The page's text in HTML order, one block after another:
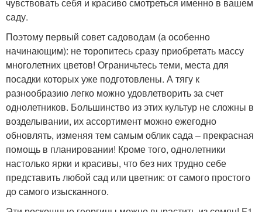
чувствовать себя и красиво смотреться именно в вашем
саду.
Поэтому первый совет садоводам (а особенно
начинающим): не торопитесь сразу приобретать массу
многолетних цветов! Ограничьтесь теми, места для
посадки которых уже подготовлены. А тягу к
разнообразию легко можно удовлетворить за счет
однолетников. Большинство из этих культур не сложны в
возделывании, их ассортимент можно ежегодно
обновлять, изменяя тем самым облик сада – прекрасная
помощь в планировании! Кроме того, однолетники
настолько ярки и красивы, что без них трудно себе
представить любой сад или цветник: от самого простого
до самого изысканного.